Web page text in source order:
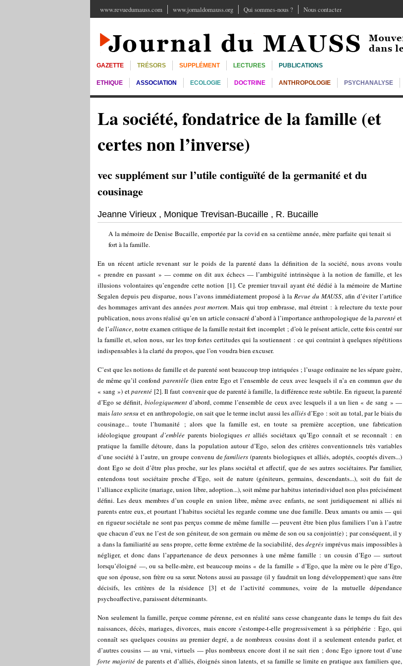
www.revuedumauss.com www.jornaldomauss.org Qui sommes-nous ? Nous contacter
GAZETTE TRÉSORS SUPPLÉMENT LECTURES PUBLICATIONS
ETHIQUE ASSOCIATION ECOLOGIE DOCTRINE ANTHROPOLOGIE PSYCHANALYSE
La société, fondatrice de la famille (et
certes non l’inverse)
vec supplément sur l’utile contiguïté de la germanité et du
cousinage
Jeanne Virieux , Monique Trevisan-Bucaille , R. Bucaille
A la mémoire de Denise Bucaille, emportée par la covid en sa centième année, mère parfaite qui tenait si
fort à la famille.
En un récent article revenant sur le poids de la parenté dans la définition de la société, nous avons voulu
« prendre en passant » — comme on dit aux échecs — l’ambiguïté intrinsèque à la notion de famille, et les
illusions volontaires qu’engendre cette notion [1]. Ce premier travail ayant été dédié à la mémoire de Martine
Segalen depuis peu disparue, nous l’avons immédiatement proposé à la Revue du MAUSS, afin d’éviter l’artifice
des hommages arrivant des années post mortem. Mais qui trop embrasse, mal étreint : à relecture du texte pour
publication, nous avons réalisé qu’en un article consacré d’abord à l’importance anthropologique de laparentéet
de l’alliance, notre examen critique de la famille restait fort incomplet ; d’où le présent article, cette fois centré sur
la famille et, selon nous, sur les trop fortes certitudes qui la soutiennent : ce qui contraint à quelques répétitions
indispensables à la clarté du propos, que l’on voudra bien excuser.
C’est que les notions de famille et de parenté sont beaucoup trop intriquées ; l’usage ordinaire ne les sépare guère,
de même qu’il confond parentèle(lien entre Ego et l’ensemble de ceux avec lesquels il n’a en commun quedu
« sang ») etparenté[2]. Il faut convenir que de parenté à famille, la différence reste subtile. En rigueur, la parenté
d’Ego se définit, biologiquement d’abord, comme l’ensemble de ceux avec lesquels il a un lien « de sang » —
maislato sensuet en anthropologie, on sait que le terme inclut aussi lesalliésd’Ego : soit au total, par le biais du
cousinage... toute l’humanité ; alors que la famille est, en toute sa première acception, une fabrication
idéologique groupantd’emblée parents biologiquesetalliés sociétaux qu’Ego connaît et se reconnaît : en
pratique la famille détoure, dans la population autour d’Ego, selon des critères conventionnels très variables
d’une société à l’autre, un groupe convenu defamiliers (parents biologiques et alliés, adoptés, cooptés divers...)
dont Ego se doit d’être plus proche, sur les plans sociétal et affectif, que de ses autres sociétaires. Par familier,
entendons tout sociétaire proche d’Ego, soit de nature (géniteurs, germains, descendants...), soit du fait de
l’alliance explicite (mariage, union libre, adoption...), soit même par habitus interindividuel non plus précisément
défini. Les deux membres d’un couple en union libre, même avec enfants, ne sont juridiquement ni alliés ni
parents entre eux, et pourtant l’habitus sociétal les regarde comme une due famille. Deux amants ou amis — qui
en rigueur sociétale ne sont pas perçus comme de même famille — peuvent être bien plus familiers l’un à l’autre
que chacun d’eux ne l’est de son géniteur, de son germain ou même de son ou sa conjoint(e) ; par conséquent, il y
a dans la familiarité au sens propre, cette forme extrême de la sociabilité, desdegrés imprévus mais impossibles à
négliger, et donc dans l’appartenance de deux personnes à une même famille : un cousin d’Ego — surtout
lorsqu’éloigné —, ou sa belle-mère, est beaucoup moins « de la famille » d’Ego, que la mère ou le père d’Ego,
que son épouse, son frère ou sa sœur. Notons aussi au passage (il y faudrait un long développement) que sans être
décisifs, les critères de la résidence [3] et de l’activité communes, voire de la mutuelle dépendance
psychoaffective, paraissent déterminants.
Non seulement la famille, perçue comme pérenne, est en réalité sans cesse changeante dans le temps du fait des
naissances, décès, mariages, divorces, mais encore s’estompe-t-elle progressivement à sa périphérie : Ego, qui
connaît ses quelques cousins au premier degré, a de nombreux cousins dont il a seulement entendu parler, et
d’autres cousins — au vrai, virtuels — plus nombreux encore dont il ne sait rien ; donc Ego ignore tout d’une
forte majoritéde parents et d’alliés, éloignés sinon latents, et sa famille se limite en pratique aux familiers que,